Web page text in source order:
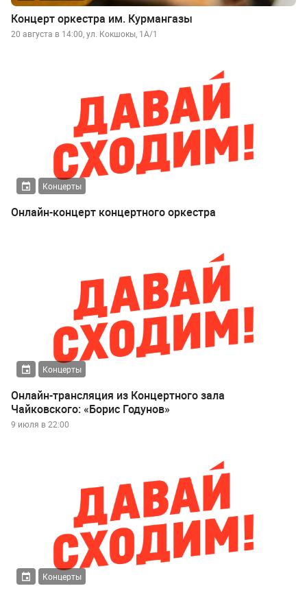
Концерт оркестра им. Курмангазы
20 августа в 14:00, ул. Кокшокы, 1А/1
Концерты
Онлайн-концерт концертного оркестра
Концерты
Онлайн-трансляция из Концертного зала
Чайковского: «Борис Годунов»
9 июля в 22:00
Концерты